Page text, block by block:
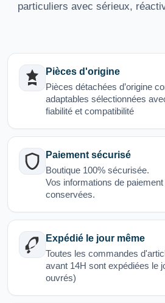
particuliers avec sérieux,
Pièces d'origine
Pièces détachées d’origine
adaptables sélectionnées
fiabilité et compatibilité
Paiement sécurisé
Boutique 100% sécurisée.
Vos informations de
conservées.
Expédié le jour même
Toutes les commandes
avant 14H sont expédiées le
ouvrés)